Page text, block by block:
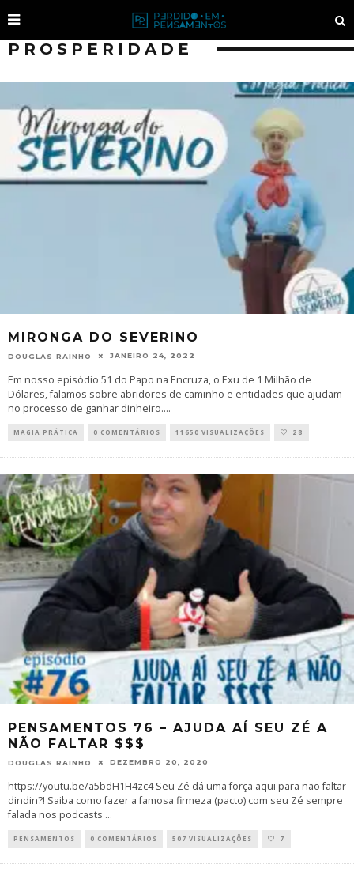
PROSPERIDADE
MIRONGA DO SEVERINO
DOUGLAS RAINHO JANEIRO 24, 2022
Em nosso episódio 51 do Papo na Encruza, o Exu de 1 Milhão de
Dólares, falamos sobre abridores de caminho e entidades que ajudam
no processo de ganhar dinheiro....
MAGIA PRÁTICA 0 COMENTÁRIOS 11650 VISUALIZAÇÕES 28
PENSAMENTOS 76 – AJUDA AÍ SEU ZÉ A
NÃO FALTAR $$$
DOUGLAS RAINHO DEZEMBRO 20, 2020
https://youtu.be/a5bdH1H4zc4 Seu Zé dá uma força aqui para não faltar
dindin?! Saiba como fazer a famosa firmeza (pacto) com seu Zé sempre
falada nos podcasts ...
PENSAMENTOS 0 COMENTÁRIOS 507 VISUALIZAÇÕES 7